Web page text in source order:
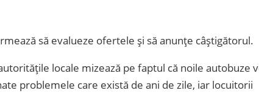
să evalueze ofertele și să anunțe câștigătorul.
locale mizează pe faptul că noile autobuze
problemele care există de ani de zile, iar locuitorii